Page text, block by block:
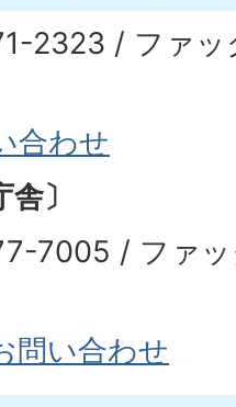
2323 / ファ
合わせ
〕
7005 / ファ
問い合わせ